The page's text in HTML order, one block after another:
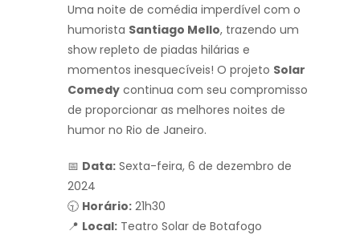
Uma noite de comédia imperdível com o
humorista Santiago Mello, trazendo um
show repleto de piadas hilárias e
momentos inesquecíveis! O projeto Solar
Comedy continua com seu compromisso
de proporcionar as melhores noites de
humor no Rio de Janeiro.
📅 Data: Sexta-feira, 6 de dezembro de
2024
🕤 Horário: 21h30
📍 Local: Teatro Solar de Botafogo